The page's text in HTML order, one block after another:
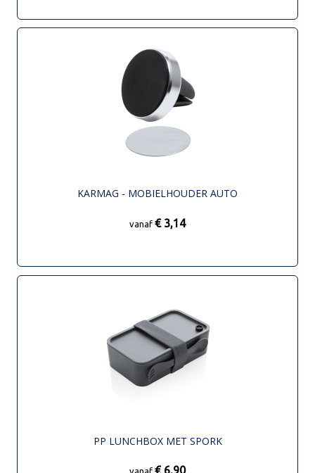
KARMAG - MOBIELHOUDER AUTO
vanaf € 3,14
PP LUNCHBOX MET SPORK
vanaf € 6,90